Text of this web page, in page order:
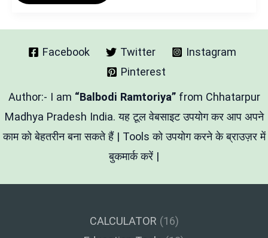
Tool
Hindi
English
–
Key
के
Text
यूनिक
Facebook Twitter
Instagram
Pinterest
Author:- I am “Balbodi Ramtoriya” from Chhatarpur
Madhya Pradesh India. यह टूल वेबसाइट उपयोग कर आप अपने
काम को बेहतरीन बना सकते हैं | Tools को उपयोग करने के ब्राउज़र में
बुकमार्क करें |
CALCULATOR (16)